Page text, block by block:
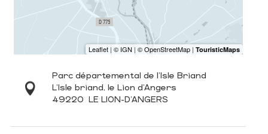
Parc départemental de l'Isle Briand
L'Isle briand, le Lion d'Angers
49220 LE LION-D'ANGERS